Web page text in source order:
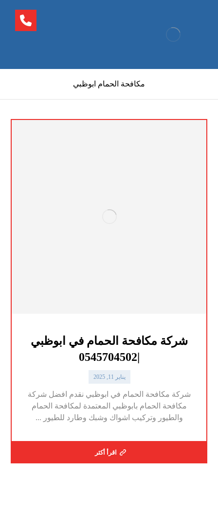
مكافحة الحمام ابوظبي
شركة مكافحة الحمام في ابوظبي
يناير 11, 2025
شركة مكافحة الحمام في ابوظبي نقدم افضل شركة
مكافحة الحمام بابوظبي المعتمدة لمكافحة الحمام
والطيور وتركيب اشواك وشبك وطارد للطيور ...
اقرأ أكثر